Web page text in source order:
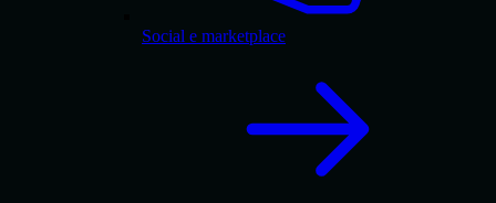
Social e marketplace